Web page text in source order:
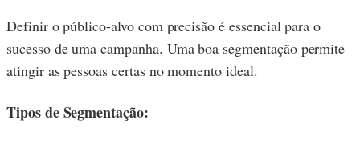
Definir o público-alvo com precisão é essencial para o
sucesso de uma campanha. Uma boa segmentação permite
atingir as pessoas certas no momento ideal.
Tipos de Segmentação: